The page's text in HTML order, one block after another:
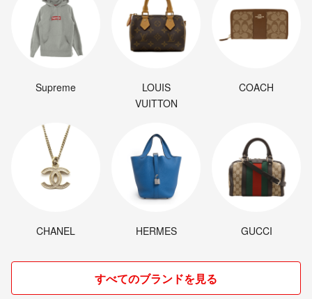
Supreme
LOUIS
VUITTON
COACH
CHANEL HERMES GUCCI
すべてのブランドを見る